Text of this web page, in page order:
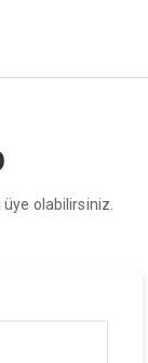
olabilirsiniz.